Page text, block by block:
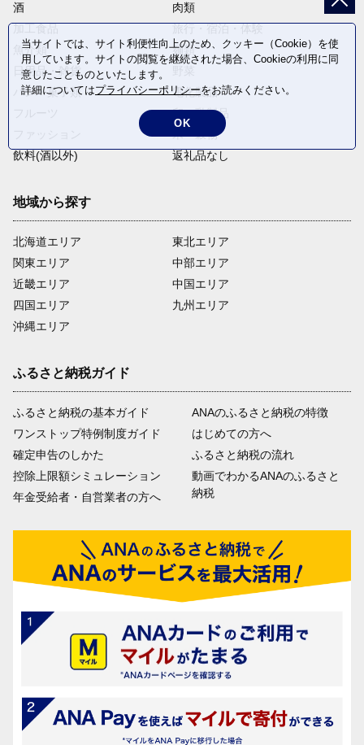
酒
肉類
魚介類
麺類
日用品・雑貨
パン・菓子類
電化製品
卵・乳製品
米・穀物
飲料(酒以外)
返礼品なし
地域から探す
北海道エリア
関東エリア
近畿エリア
四国エリア
沖縄エリア
東北エリア
中部エリア
中国エリア
九州エリア
ふるさと納税ガイド
ふるさと納税の基本ガイド
ワンストップ特例制度ガイド
確定申告のしかた
控除上限額シミュレーション
年金受給者・自営業者の方へ
ANAのふるさと納税の特徴
はじめての方へ
ふるさと納税の流れ
動画でわかるANAのふるさと
納税
当サイトでは、サイト利便性向上のため、クッキー（Cookie）を使
用しています。サイトの閲覧を継続された場合、Cookieの利用に同
意したことものといたします。
詳細についてはプライバシーポリシーをお読みください。
OK